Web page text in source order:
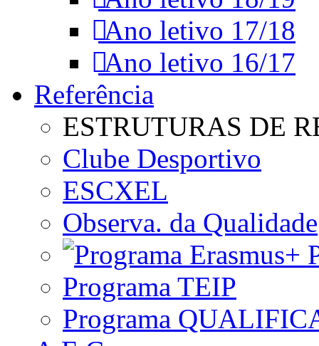
Ano letivo 17/18
Ano letivo 16/17
Referência
ESTRUTURAS DE
Clube Desportivo
ESCXEL
Observa. da Qualidade
Programa TEIP
Programa